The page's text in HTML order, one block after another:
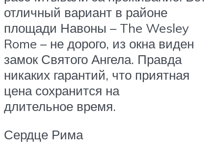
отличный вариант в районе
площади Навоны – The Wesley
Rome – не дорого, из окна виден
замок Святого Ангела. Правда
никаких гарантий, что приятная
цена сохранится на
длительное время.
Сердце Рима